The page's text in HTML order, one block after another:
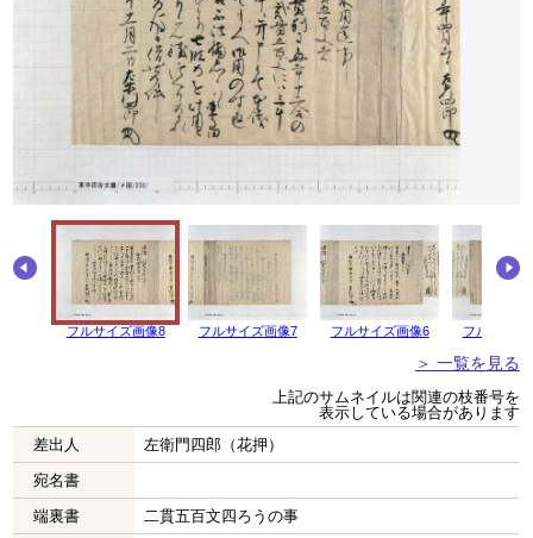
フルサイズ画像8 フルサイズ画像7 フルサイズ画像6 フルサイズ
＞ 一覧を見る
上記のサムネイルは関連の枝番号を
表示している場合があります
差出人
左衛門四郎（花押）
宛名書
端裏書
二貫五百文四ろうの事